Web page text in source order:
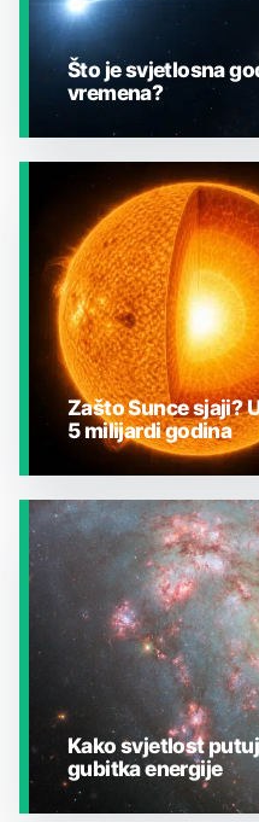
JESTE LI ZNALI?
Što je svjetlosna
vremena?
JESTE LI ZNALI?
Zašto Sunce sjaji?
5 milijardi godina
Kako svjetlost
gubitka energije